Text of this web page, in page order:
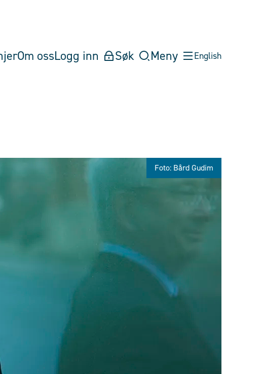
Om ossLogg inn Søk Meny English
Foto: Bård Gudim